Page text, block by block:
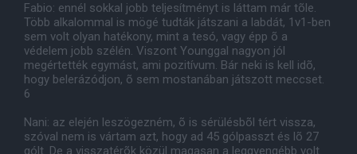
Fabio: ennél sokkal jobb teljesítményt is láttam már tõle.
Több alkalommal is mögé tudták játszani a labdát, 1v1-ben
sem volt olyan hatékony, mint a tesó, vagy épp õ a
védelem jobb szélén. Viszont Younggal nagyon jól
megértették egymást, ami pozitívum. Bár neki is kell idõ,
hogy belerázódjon, õ sem mostanában játszott meccset.
6
Nani: az elején leszögezném, õ is sérülésbõl tért vissza,
szóval nem is vártam azt, hogy ad 45 gólpasszt és lõ 27
gólt. De a visszatérõk közül magasan a leggyengébb volt.